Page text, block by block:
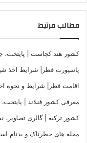
مطالب مرتبط
کشور هند کجاست | پایتخت،
پاسپورت قطر| شرایط اخذ
اقامت قطر| شرایط و نحوه اخذ
معرفی کشور فنلاند |
کشور ترکیه | گالری تصاویر،
محله های خطرناک و بدنام استانبول